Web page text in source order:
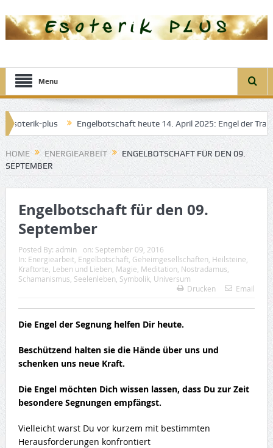
Menu
plus Engelbotschaft heute 14. April 2025: Engel der Transformtion
HOME ENERGIEARBEIT
ENGELBOTSCHAFT FÜR DEN 09.
SEPTEMBER
Engelbotschaft für den 09.
September
Posted By: admin on: September 09, 2016
In: Energiearbeit, Engelbotschaft, Geheimgesellschaften Heilsteine
Kraftorte Leben und Lieben Magie Meditation Nostradamus
Schamanismus Seelenleben Symbolik, Universum
Drucken
Email
Die Engel der Segnung helfen Dir heute.
Beschützend halten sie die Hände über uns und
schenken uns neue Kraft.
Die Engel möchten Dich wissen lassen, dass Du zur Zeit
besondere Segnungen empfängst.
Vielleicht warst Du vor kurzem mit bestimmten
Herausforderungen konfrontiert